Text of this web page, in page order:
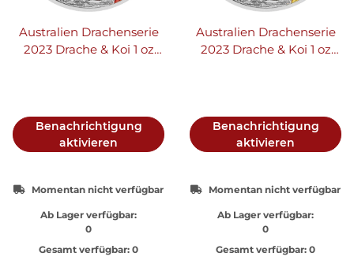
Australien Drachenserie
2023 Drache & Koi 1 oz
Benachrichtigung
aktivieren
Momentan nicht verfügbar
Ab Lager verfügbar:
0
Gesamt verfügbar: 0
Australien Drachenserie
2023 Drache & Koi 1 oz
Benachrichtigung
aktivieren
Momentan nicht verfügbar
Ab Lager verfügbar:
0
Gesamt verfügbar: 0